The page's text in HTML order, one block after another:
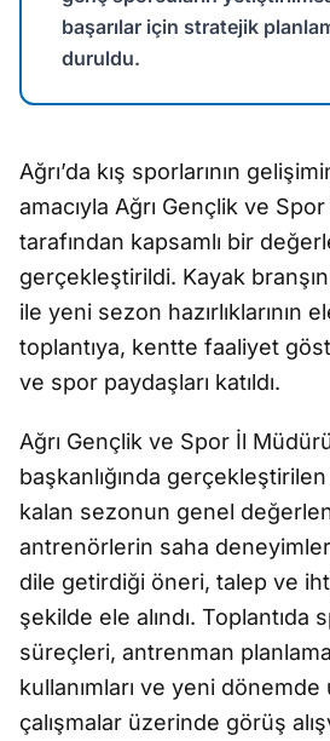
başarılar için stratejik
duruldu.
Ağrı’da kış sporlarının
amacıyla Ağrı Gençlik ve
tarafından kapsamlı bir
gerçekleştirildi. Kayak
ile yeni sezon hazırlıklarının
toplantıya, kentte faaliyet
ve spor paydaşları katıldı.
Ağrı Gençlik ve Spor İl
başkanlığında
kalan sezonun genel
antrenörlerin saha
dile getirdiği öneri, talep ve
şekilde ele alındı. Toplantıda
süreçleri, antrenman
kullanımları ve yeni
çalışmalar üzerinde görüş